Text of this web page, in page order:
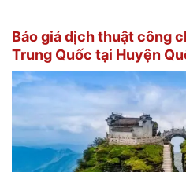
Báo giá dịch thuật công
Trung Quốc tại Huyện